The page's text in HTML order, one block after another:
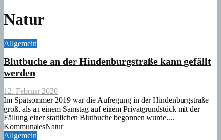
Natur
Allgemein
Blutbuche an der Hindenburgstraße kann gefällt
werden
12. Februar 2020
Im Spätsommer 2019 war die Aufregung in der Hindenburgstraße
groß, als an einem Samstag auf einem Privatgrundstück mit der
Fällung einer stattlichen Blutbuche begonnen wurde....
KommunalesNatur
Allgemein